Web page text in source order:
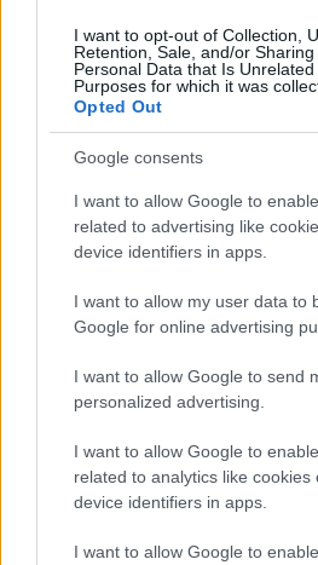
I want to opt-out of Collection,
Retention, Sale, and/or
Personal Data that Is
Purposes for which it was
Opted Out
Google consents
I want to allow Google to
related to advertising like
device identifiers in apps.
I want to allow my user data to
Google for online advertising
I want to allow Google to send
personalized advertising.
I want to allow Google to
related to analytics like cookies
device identifiers in apps.
I want to allow Google to
felhasználta az
évre elegendő
HÍRLEVÉL
E-mail cím
Feliratkozom a hírlevélre és
szabályzatot!